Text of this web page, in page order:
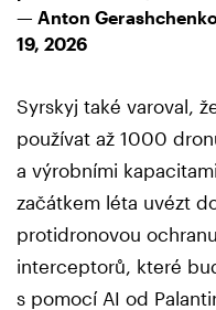
— Anton
19, 2026
Syrskyj také varoval,
používat až 1000
a výrobními
začátkem léta uvézt
protidronovou
interceptorů, které
s pomocí AI od